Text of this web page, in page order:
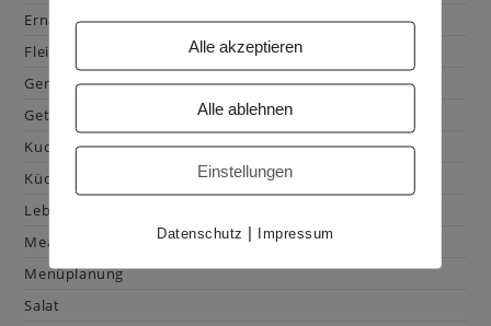
Ernährung
Fleisch & Geflügel
Gemüse
Getränke
Kuchen & Gebäck
Küchenhacks
Lebensmittelkunde
Mealprep
Menüplanung
Salat
Alle akzeptieren
Alle ablehnen
Einstellungen
Datenschutz | Impressum